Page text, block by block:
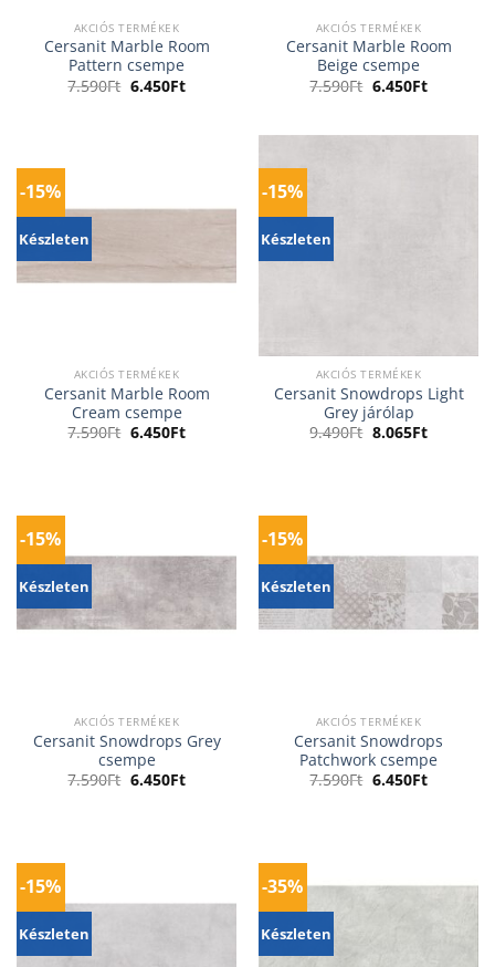
AKCIÓS TERMÉKEK
Cersanit Marble Room
Pattern csempe
7.590Ft Original
price
6.450FtCurrent
price
AKCIÓS TERMÉKEK
Cersanit Marble Room
Beige csempe
7.590Ft Original
price
6.450FtCurrent
price
-15%
Készleten
AKCIÓS TERMÉKEK
Cersanit Marble Room
Cream csempe
7.590Ft Original
6.450FtCurrent
-15%
Készleten
AKCIÓS TERMÉKEK
Cersanit Snowdrops Light
Grey járólap
9.490Ft Original
8.065FtCurrent
-15%
Készleten
AKCIÓS TERMÉKEK
Cersanit Snowdrops Grey
csempe
7.590Ft Original
price
6.450FtCurrent
price
-15%
Készleten
AKCIÓS TERMÉKEK
Cersanit Snowdrops
Patchwork csempe
7.590Ft Original
price
6.450FtCurrent
price
-15%
Készleten
-35%
Készleten